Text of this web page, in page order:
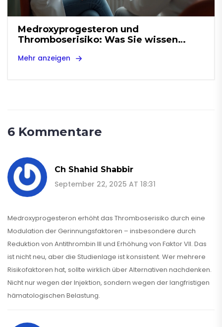
Medroxyprogesteron und
Thromboserisiko: Was Sie wissen
Mehr anzeigen
6 Kommentare
Ch Shahid Shabbir
September 22, 2025 AT 18:31
Medroxyprogesteron erhöht das Thromboserisiko durch eine
Modulation der Gerinnungsfaktoren – insbesondere durch
Reduktion von Antithrombin III und Erhöhung von Faktor VII. Das
ist nicht neu, aber die Studienlage ist konsistent. Wer mehrere
Risikofaktoren hat, sollte wirklich über Alternativen nachdenken.
Nicht nur wegen der Injektion, sondern wegen der langfristigen
hämatologischen Belastung.